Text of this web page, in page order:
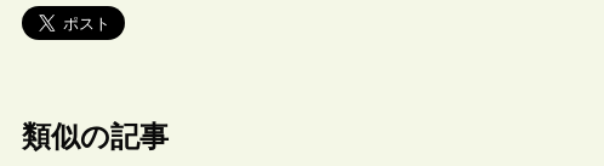
類似の記事